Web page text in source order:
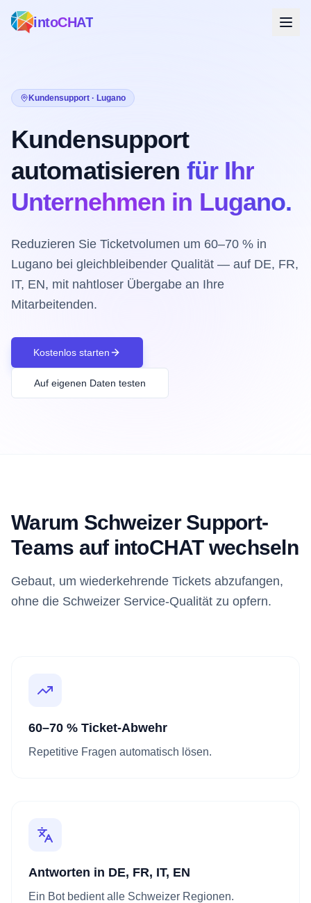
intoCHAT
Kundensupport · Lugano
Kundensupport
automatisieren für Ihr
Unternehmen in Lugano.
Reduzieren Sie Ticketvolumen um 60–70 % in
Lugano bei gleichbleibender Qualität — auf DE, FR,
IT, EN, mit nahtloser Übergabe an Ihre
Mitarbeitenden.
Kostenlos starten
Auf eigenen Daten testen
Warum Schweizer Support-
Teams auf intoCHAT wechseln
Gebaut, um wiederkehrende Tickets abzufangen,
ohne die Schweizer Service-Qualität zu opfern.
60–70 % Ticket-Abwehr
Repetitive Fragen automatisch lösen.
Antworten in DE, FR, IT, EN
Ein Bot bedient alle Schweizer Regionen.